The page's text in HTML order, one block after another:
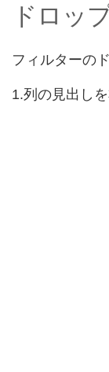
ドロッ
フィルターの
1.列の見出し